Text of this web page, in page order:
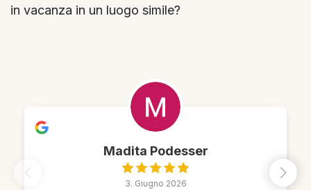
in vacanza in un luogo simile?
Madita Podesser
3. Giugno 2026